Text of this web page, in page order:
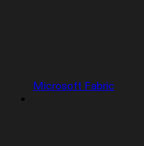
Microsoft Fabric